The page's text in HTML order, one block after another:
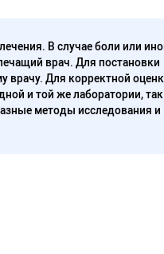
В случае боли или
врач. Для постановки
врачу. Для корректной
и той же лаборатории,
методы исследования и